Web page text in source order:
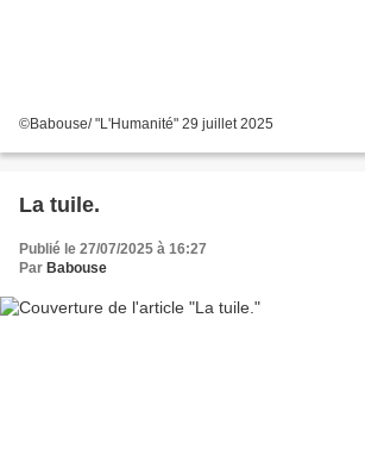
©Babouse/ "L'Humanité" 29 juillet 2025
La tuile.
Publié le 27/07/2025 à 16:27
Par Babouse